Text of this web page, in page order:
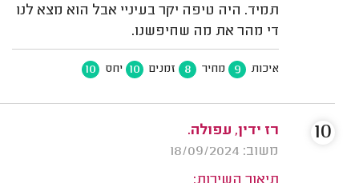
תמיד. היה טיפה יקר בעיניי אבל הוא מצא לנו
די מהר את מה שחיפשנו.
איכות 9 מחיר 8 זמנים 10 יחס 10
רז ידין, עפולה.
משוב: 18/09/2024
10